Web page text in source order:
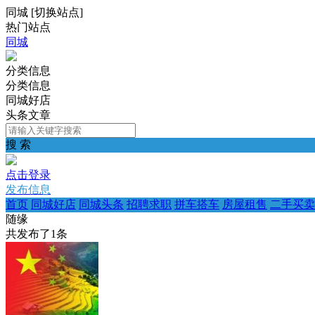
同城 [切换站点]
热门站点
同城
分类信息
分类信息
同城好店
头条文章
搜 索
点击登录
发布信息
首页 同城好店 同城头条 招聘求职 拼车搭车 房屋租售 二手买卖
随缘
共发布了1条